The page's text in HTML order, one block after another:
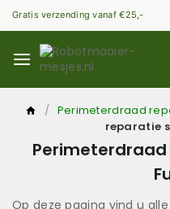
Gratis verzending vanaf €25,-
/ Perimeterdraad
reparatie
Op deze pagina vind u